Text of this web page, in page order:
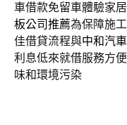
車借款免留車體驗家
板公司推薦為保障施
佳借貸流程與中和汽
利息低來就借服務方
味和環境污染